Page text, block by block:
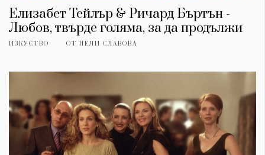
Елизабет Тейлър & Ричард Бъртън -
Любов, твърде голяма, за да продължи
ИЗКУСТВО ОТ НЕЛИ СЛАВОВА